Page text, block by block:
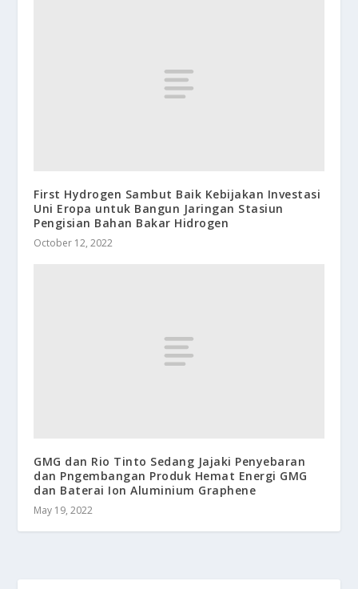
First Hydrogen Sambut Baik Kebijakan Investasi
Uni Eropa untuk Bangun Jaringan Stasiun
Pengisian Bahan Bakar Hidrogen
October 12, 2022
GMG dan Rio Tinto Sedang Jajaki Penyebaran
dan Pngembangan Produk Hemat Energi GMG
dan Baterai Ion Aluminium Graphene
May 19, 2022